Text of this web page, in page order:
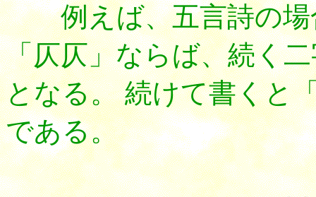
例えば、五言詩の場
「仄仄」ならば、続く
となる。 続けて書くと
である。